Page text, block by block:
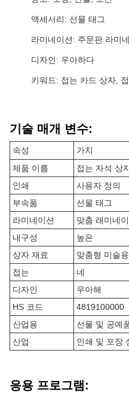
액세서리: 선물 태그
라미네이션: 주문판 라미
디자인: 우아하다
키워드: 접는 카드 상자,
기술 매개 변수:
속성
가치
제품 이름
접는 자석 상
인쇄
사용자 정의
부속품
선물 태그
라미네이션
맞춤 래미네
내구성
높은
상자 재료
맞춤형 미술
접는
네
디자인
우아해
HS 코드
4819100000
산업용
선물 및 공예
산업
인쇄 및 포장
응용 프로그램: